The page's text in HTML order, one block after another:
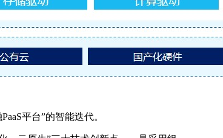
平台”的智能迭代。